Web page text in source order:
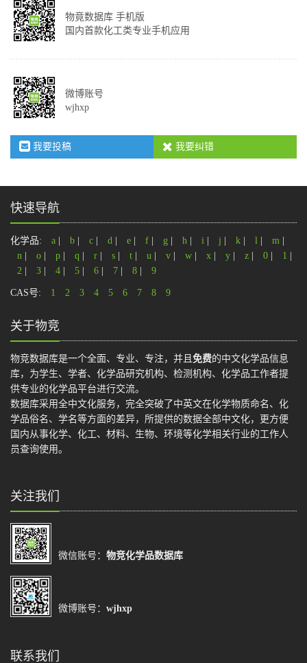
物竟数据库 手机版
国内首款化工类专业手机应用
微博账号
wjhxp
我要投稿 我要纠错
快速导航
化学品: a b c d e f g h i j k l m
n
o p q r s t u v w x y z 0 1
2
3 4 5 6 7 8 9
CAS号: 1 2 3 4 5 6 7 8 9
关于物竞
物竞数据库是一个全面、专业、专注，并且 免费的中文化学品信息
库，为学生、学者、化学品研究机构、检测机构、化学品工作者提
供专业的化学品平台进行交流。
数据库采用全中文化服务，完全突破了中英文在化学物质命名、化
学品俗名、学名等方面的差异，所提供的数据全部中文化，更方便
国内从事化学、化工、材料、生物、环境等化学相关行业的工作人
员查询使用。
关注我们
微信账号： 物竞化学品数据库
微博账号： wjhxp
联系我们